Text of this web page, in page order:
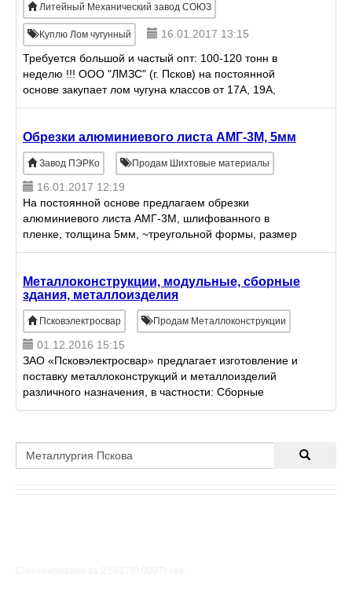
Литейный Механический завод СОЮЗ
Куплю Лом чугунный
16.01.2017 13:15
Требуется большой и частый опт: 100-120 тонн в
неделю !!! ООО "ЛМЗС" (г. Псков) на постоянной
основе закупает лом чугуна классов от 17А, 19А,
20А, 22А и 24А.
Обрезки алюминиевого листа АМГ-3М, 5мм
Завод ПЭРКо Продам Шихтовые материалы
16.01.2017 12:19
На постоянной основе предлагаем обрезки
алюминиевого листа АМГ-3М, шлифованного в
пленке, толщина 5мм, ~треугольной формы, размер
приблизительно 700х900х1100мм
Металлоконструкции, модульные, сборные
здания, металлоизделия
Псковэлектросвар Продам Металлоконструкции
01.12.2016 15:15
ЗАО «Псковэлектросвар» предлагает изготовление и
поставку металлоконструкций и металлоизделий
различного назначения, в частности: Сборные
здания - склады, ангары для техники,